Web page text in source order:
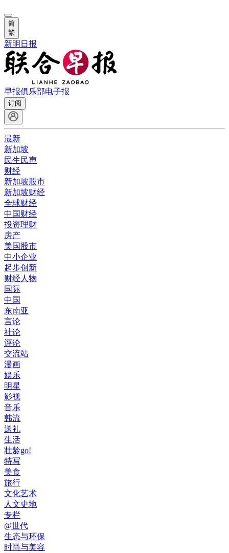
简
繁
新明日报
早报俱乐部电子报
订阅
最新
新加坡
民生民声
财经
新加坡股市
新加坡财经
全球财经
中国财经
投资理财
房产
美国股市
中小企业
起步创新
财经人物
国际
中国
东南亚
言论
社论
评论
交流站
漫画
娱乐
明星
影视
音乐
韩流
送礼
生活
壮龄go!
特写
美食
旅行
文化艺术
人文史地
专栏
@世代
生态与环保
时尚与美容